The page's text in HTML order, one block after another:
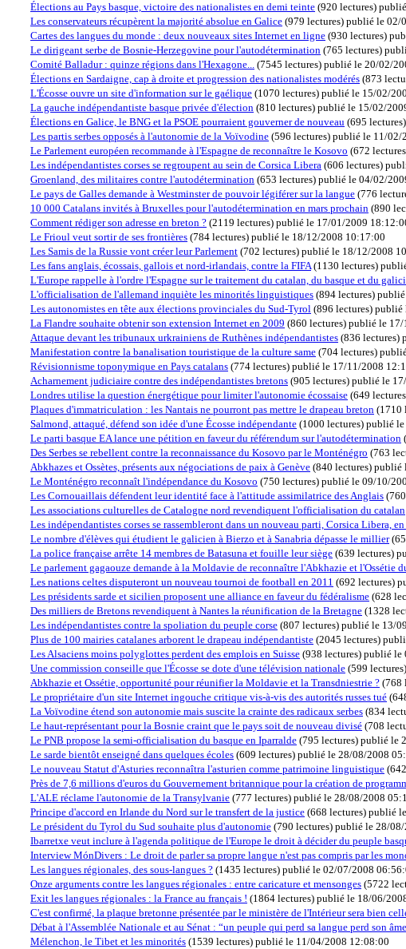
Élections au Pays basque, victoire des nationalistes en demi teinte (920 lectures)
Les conservateurs récupèrent la majorité absolue en Galice (979 lectures) publié le 02/
Cartes des langues du monde : deux nouveaux sites Internet en ligne (930 lectures)
Le dirigeant serbe de Bosnie-Herzegovine pour l'autodétermination (765 lectures)
Comité Balladur : quinze régions dans l'Hexagone... (7545 lectures) publié le 20/02/
Élections en Sardaigne, cap à droite et progression des nationalistes modérés (873
L'Écosse ouvre un site d'information sur le gaélique (1070 lectures) publié le 15/02/
La gauche indépendantiste basque privée d'élection (810 lectures) publié le 15/02/
Élections en Galice, le BNG et la PSOE pourraient gouverner de nouveau (695 lectures)
Les partis serbes opposés à l'autonomie de la Voïvodine (596 lectures) publié le 11/02/
Le Parlement européen recommande à l'Espagne de reconnaître le Kosovo (672 lectures
Les indépendantistes corses se regroupent au sein de Corsica Libera (606 lectures)
Groenland, des militaires contre l'autodétermination (653 lectures) publié le 04/02/
Le pays de Galles demande à Westminster de pouvoir légiférer sur la langue (776
10 000 Catalans invités à Bruxelles pour l'autodétermination en mars prochain (890
Comment rédiger son adresse en breton ? (2119 lectures) publié le 17/01/2009
Le Frioul veut sortir de ses frontières (784 lectures) publié le 18/12/2008 10:17:00
Les Samis de la Russie vont créer leur Parlement (702 lectures) publié le 18/12/2008
Les fans anglais, écossais, gallois et nord-irlandais, contre la FIFA(1130 lectures)
L'Europe rappelle à l'ordre l'Espagne sur le traitement du catalan, du basque et du
L'officialisation de l'allemand inquiète les minorités linguistiques (894 lectures)
Les autonomistes en tête aux élections provinciales du Sud-Tyrol (896 lectures) publié
La Flandre souhaite obtenir son extension Internet en 2009 (860 lectures) publié le
Attaque devant les tribunaux urkrainiens de Ruthènes indépendantistes (836 lectures)
Manifestation contre la banalisation touristique de la culture same (704 lectures)
Révisionnisme toponymique en Pays catalans (774 lectures) publié le 17/11/2008
Acharnement judiciaire contre des indépendantistes bretons (905 lectures) publié le
Londres utilise la question énergétique pour limiter l'autonomie écossaise (649 lectures
Plaques d'immatriculation : les Nantais ne pourront pas mettre le drapeau breton (1710
Salmond, attaqué, défend son idée d'une Écosse indépendante (1000 lectures) publié
Le parti basque EA lance une pétition en faveur du référendum sur l'autodétermination (
Des Serbes se rebellent contre la reconnaissance du Kosovo par le Monténégro (763
Abkhazes et Ossètes, présents aux négociations de paix à Genève (840 lectures) publié
Le Monténégro reconnaît l'indépendance du Kosovo (750 lectures) publié le 09/10/
Les Cornouaillais défendent leur identité face à l'attitude assimilatrice des Anglais (
Les associations culturelles de Catalogne nord revendiquent l'officialisation du catalan
Les indépendantistes corses se rassembleront dans un nouveau parti, Corsica Libera,
Le nombre d'élèves qui étudient le galicien à Bierzo et à Sanabria dépasse le millier(
La police française arrête 14 membres de Batasuna et fouille leur siège (639 lectures)
Le parlement gagaouze demande à la Moldavie de reconnaître l'Abkhazie et l'Ossétie
Les nations celtes disputeront un nouveau tournoi de football en 2011 (692 lectures)
Les présidents sarde et sicilien proposent une alliance en faveur du fédéralisme (628
Des milliers de Bretons revendiquent à Nantes la réunification de la Bretagne (1328
Les indépendantistes contre la spoliation du peuple corse (807 lectures) publié le 13/
Plus de 100 mairies catalanes arborent le drapeau indépendantiste (2045 lectures)
Les Alsaciens moins polyglottes perdent des emplois en Suisse (938 lectures) publié le
Une commission conseille que l'Écosse se dote d'une télévision nationale (599 lectures)
Abkhazie et Ossétie, opportunité pour réunifier la Moldavie et la Transdniestrie ? (768
Le propriétaire d'un site Internet ingouche critique vis-à-vis des autorités russes tué (
La Voïvodine étend son autonomie mais suscite la crainte des radicaux serbes (834
Le haut-représentant pour la Bosnie craint que le pays soit de nouveau divisé (708
Le PNB propose la semi-officialisation du basque en Iparralde (795 lectures) publié le
Le sarde bientôt enseigné dans quelques écoles (609 lectures) publié le 28/08/2008
Le nouveau Statut d'Asturies reconnaîtra l'asturien comme patrimoine linguistique (
Près de 7,6 millions d'euros du Gouvernement britannique pour la création de
L'ALE réclame l'autonomie de la Transylvanie (777 lectures) publié le 28/08/2008
Principe d'accord en Irlande du Nord sur le transfert de la justice (668 lectures) publié
Le président du Tyrol du Sud souhaite plus d'autonomie (790 lectures) publié le 28/
Ibarretxe veut inclure à l'agenda politique de l'Europe le droit à décider du peuple
Interview MónDivers : Le droit de parler sa propre langue n'est pas compris par les
Les langues régionales, des sous-langues ? (1435 lectures) publié le 02/07/2008
Onze arguments contre les langues régionales : entre caricature et mensonges (5722
Exit les langues régionales : la France au français ! (1864 lectures) publié le 18/06/
C'est confirmé, la plaque bretonne présentée par le ministère de l'Intérieur sera bien
Débat à l'Assemblée Nationale et au Sénat : “un peuple qui perd sa langue perd son
Mélenchon, le Tibet et les minorités (1539 lectures) publié le 11/04/2008 12:08:00